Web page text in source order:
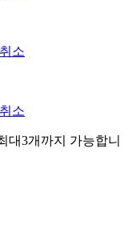
취소
취소
대3개까지 가능합니